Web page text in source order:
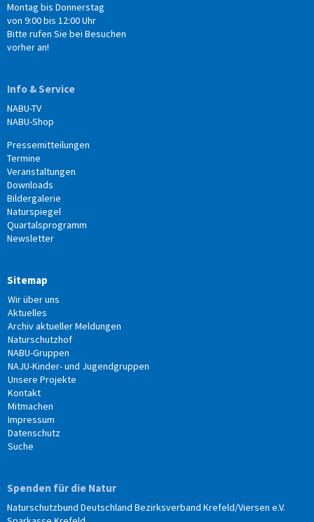
Montag bis Donnerstag
von 9:00 bis 12:00 Uhr
Bitte rufen Sie bei Besuchen
vorher an!
Info & Service
NABU-TV
NABU-Shop
Pressemitteilungen
Termine
Veranstaltungen
Downloads
Bildergalerie
Naturspiegel
Quartalsprogramm
Newsletter
Sitemap
Wir über uns
Aktuelles
Archiv aktueller Meldungen
Naturschutzhof
NABU-Gruppen
NAJU-Kinder- und Jugendgruppen
Unsere Projekte
Kontakt
Mitmachen
Impressum
Datenschutz
Suche
Spenden für die Natur
Naturschutzbund Deutschland Bezirksverband Krefeld/Viersen e.V.